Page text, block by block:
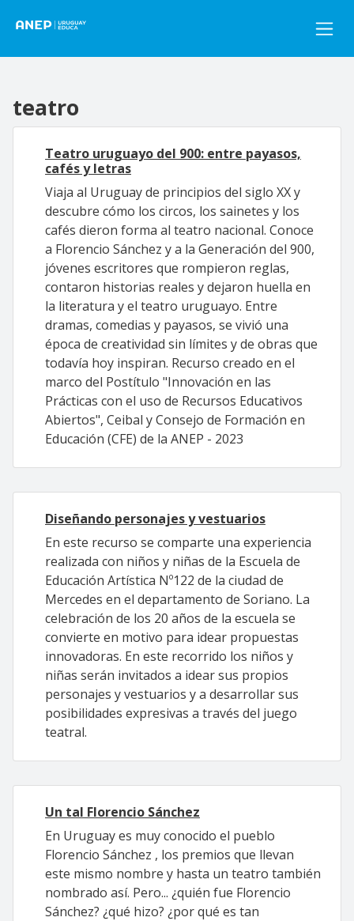
teatro
Teatro uruguayo del 900: entre payasos,
cafés y letras
Viaja al Uruguay de principios del siglo XX y
descubre cómo los circos, los sainetes y los
cafés dieron forma al teatro nacional. Conoce
a Florencio Sánchez y a la Generación del 900,
jóvenes escritores que rompieron reglas,
contaron historias reales y dejaron huella en
la literatura y el teatro uruguayo. Entre
dramas, comedias y payasos, se vivió una
época de creatividad sin límites y de obras que
todavía hoy inspiran. Recurso creado en el
marco del Postítulo "Innovación en las
Prácticas con el uso de Recursos Educativos
Abiertos", Ceibal y Consejo de Formación en
Educación (CFE) de la ANEP - 2023
Diseñando personajes y vestuarios
En este recurso se comparte una experiencia
realizada con niños y niñas de la Escuela de
Educación Artística Nº122 de la ciudad de
Mercedes en el departamento de Soriano. La
celebración de los 20 años de la escuela se
convierte en motivo para idear propuestas
innovadoras. En este recorrido los niños y
niñas serán invitados a idear sus propios
personajes y vestuarios y a desarrollar sus
posibilidades expresivas a través del juego
teatral.
Un tal Florencio Sánchez
En Uruguay es muy conocido el pueblo
Florencio Sánchez , los premios que llevan
este mismo nombre y hasta un teatro también
nombrado así. Pero... ¿quién fue Florencio
Sánchez? ¿qué hizo? ¿por qué es tan